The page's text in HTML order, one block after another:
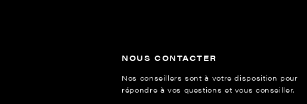
NOUS CONTACTER
Nos conseillers sont à votre disposition pour
répondre à vos questions et vous conseiller.